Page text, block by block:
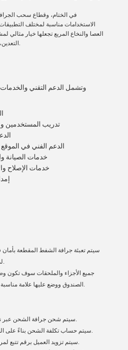
في الختام، وقطاع سحب
الاستخدامات مناسبة لمختلف
العصا والنخاع المربع تجعلها خيار مثالي
التعدين، صناعات البناء، وتصحيح البيئة.
وتشمل الدعم التقني
تدريب المستخدمين
الدعم الفني في
خدمات الصيانة
خدمات الإصلاح
سيتم تعبئة جرافة الشفط المقطعة
لمنع التلف أثناء الشحن.
جميع الأجزاء والملحقات سوف تكون
الصندوق ووضع عليها علامة مناسبة لسهولة التعرف عليها.
سيتم شحن جرافة الشحن عبر ناقلة شحن موثوقة.
سيتم حساب تكلفة الشحن بناءً على الوجهة ووزن المنتج.
سيتم تزويد العميل برقم تتبع لمراقبة حالة شحنتهم.